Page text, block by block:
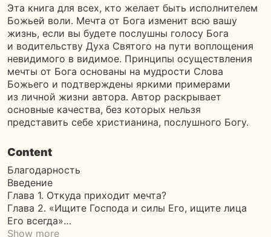
Эта книга для всех, кто желает быть исполнителем
Божьей воли. Мечта от Бога изменит всю вашу
жизнь, если вы будете послушны голосу Бога
и водительству Духа Святого на пути воплощения
невидимого в видимое. Принципы осуществления
мечты от Бога основаны на мудрости Слова
Божьего и подтверждены яркими примерами
из личной жизни автора. Автор раскрывает
основные качества, без которых нельзя
представить себе христианина, послушного Богу.
Content
Благодарность
Введение
Глава 1. Откуда приходит мечта?
Глава 2. «Ищите Господа и силы Его, ищите лица
Его всегда»…
Show more